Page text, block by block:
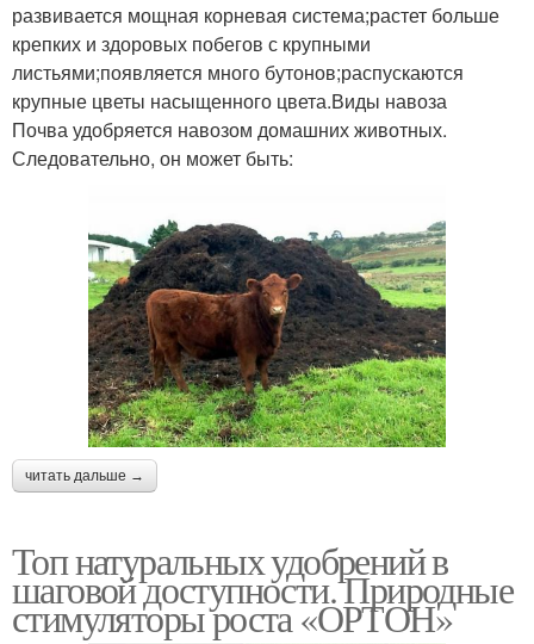
Органические вещества Данное удобрение
Удобрения для роз Комплексное удобрение
Удобрение для роз
Профессиональные
удобрения
Летние удобрения
Весенний удобрение Удобрения для сада
развивается мощная корневая система;растет больше
крепких и здоровых побегов с крупными
листьями;появляется много бутонов;распускаются
крупные цветы насыщенного цвета.Виды навоза
Почва удобряется навозом домашних животных.
Следовательно, он может быть:
читать дальше →
Топ натуральных удобрений в
шаговой доступности. Природные
стимуляторы роста «ОРТОН»